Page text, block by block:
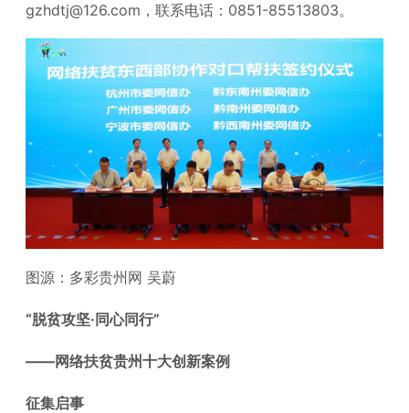
gzhdtj@126.com，联系电话：0851-85513803。
图源：多彩贵州网 吴蔚
“脱贫攻坚·同心同行”
——网络扶贫贵州十大创新案例
征集启事